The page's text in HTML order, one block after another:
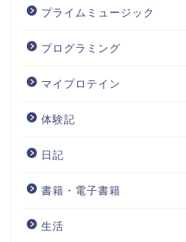
プライムミュージック
プログラミング
マイプロテイン
体験記
日記
書籍・電子書籍
生活